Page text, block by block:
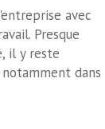
avec
Presque
il y reste
dans